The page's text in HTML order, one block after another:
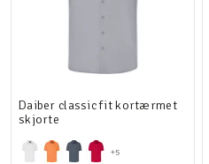
+5
Daiber classic fit kortærmet
skjorte